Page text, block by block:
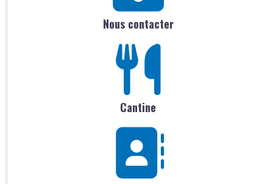
Nous contacter
Cantine